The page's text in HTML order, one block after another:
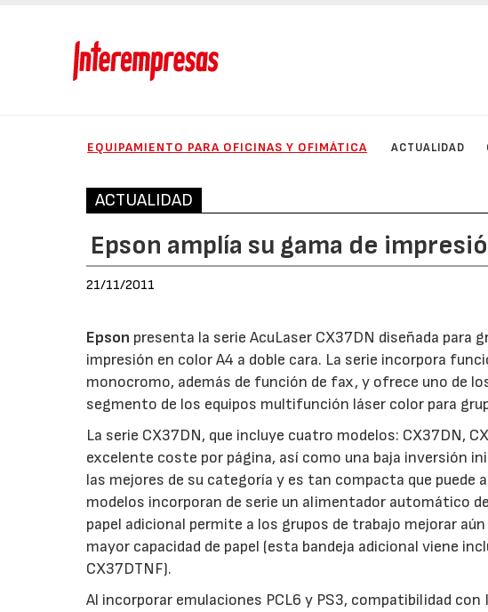
EQUIPAMIENTO PARA OFICINAS Y OFIMÁTICA ACTUALIDAD
ACTUALIDAD
Epson amplía su gama de
21/11/2011
Epson presenta la serie AcuLaser CX37DN diseñada para
impresión en color A4 a doble cara. La serie incorpora
monocromo, además de función de fax, y ofrece uno de
segmento de los equipos multifunción láser color para
La serie CX37DN, que incluye cuatro modelos: CX37DN,
excelente coste por página, así como una baja inversión
las mejores de su categoría y es tan compacta que
modelos incorporan de serie un alimentador automático
papel adicional permite a los grupos de trabajo mejorar
mayor capacidad de papel (esta bandeja adicional viene
CX37DTNF).
Al incorporar emulaciones PCL6 y PS3, compatibilidad